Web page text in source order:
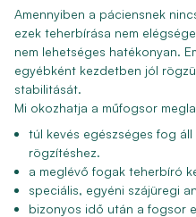
Amennyiben a páciensnek
ezek teherbírása nem
nem lehetséges hatékonyan.
egyébként kezdetben jól
stabilitását.
Mi okozhatja a műfogsor
túl kevés egészséges fog
rögzítéshez.
a meglévő fogak teherbíró
speciális, egyéni szájüregi
bizonyos idő után a fogsor